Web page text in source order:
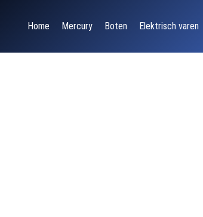
Home Mercury Boten Elektrisch varen